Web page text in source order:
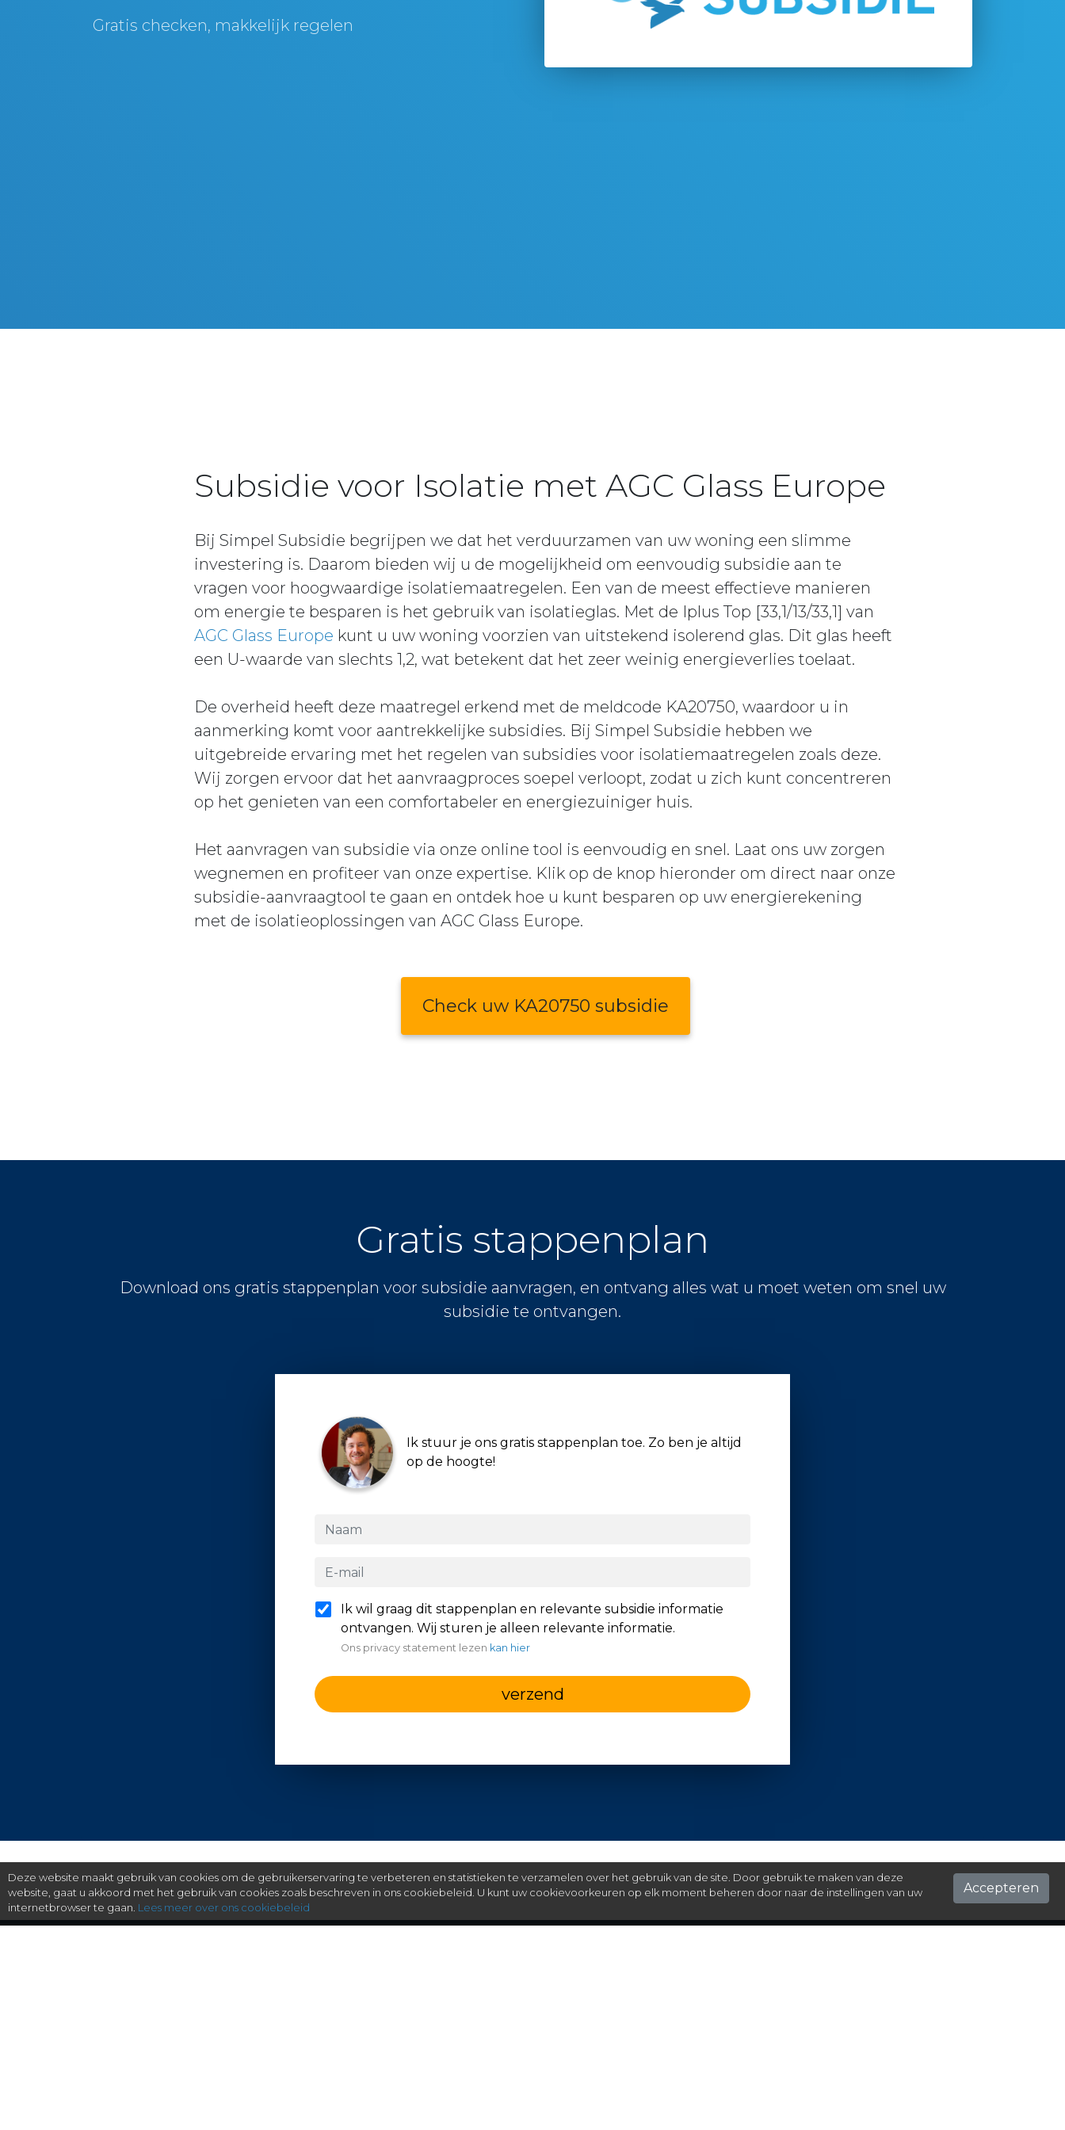
Gratis checken, makkelijk regelen
Subsidie voor Isolatie met AGC Glass Europe
Bij Simpel Subsidie begrijpen we dat het verduurzamen van uw woning een slimme
investering is. Daarom bieden wij u de mogelijkheid om eenvoudig subsidie aan te
vragen voor hoogwaardige isolatiemaatregelen. Een van de meest effectieve manieren
om energie te besparen is het gebruik van isolatieglas. Met de Iplus Top [33,1/13/33,1] van
AGC Glass Europe kunt u uw woning voorzien van uitstekend isolerend glas. Dit glas heeft
een U-waarde van slechts 1,2, wat betekent dat het zeer weinig energieverlies toelaat.
De overheid heeft deze maatregel erkend met de meldcode KA20750, waardoor u in
aanmerking komt voor aantrekkelijke subsidies. Bij Simpel Subsidie hebben we
uitgebreide ervaring met het regelen van subsidies voor isolatiemaatregelen zoals deze.
Wij zorgen ervoor dat het aanvraagproces soepel verloopt, zodat u zich kunt concentreren
op het genieten van een comfortabeler en energiezuiniger huis.
Het aanvragen van subsidie via onze online tool is eenvoudig en snel. Laat ons uw zorgen
wegnemen en profiteer van onze expertise. Klik op de knop hieronder om direct naar onze
subsidie-aanvraagtool te gaan en ontdek hoe u kunt besparen op uw energierekening
met de isolatieoplossingen van AGC Glass Europe.
Check uw KA20750 subsidie
Gratis stappenplan
Download ons gratis stappenplan voor subsidie aanvragen, en ontvang alles wat u moet weten om snel uw
subsidie te ontvangen.
Ik stuur je ons gratis stappenplan toe. Zo ben je altijd
op de hoogte!
Ik wil graag dit stappenplan en relevante subsidie informatie
ontvangen. Wij sturen je alleen relevante informatie.
Ons privacy statement lezen kan hier
verzend
Deze website maakt gebruik van cookies om de gebruikerservaring te verbeteren en statistieken te verzamelen over het gebruik van de site. Door gebruik te maken van deze
website, gaat u akkoord met het gebruik van cookies zoals beschreven in ons cookiebeleid. U kunt uw cookievoorkeuren op elk moment beheren door naar de instellingen van uw
internetbrowser te gaan. Lees meer over ons cookiebeleid
Accepteren